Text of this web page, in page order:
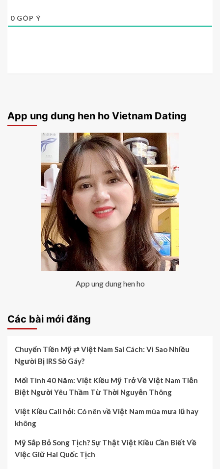
0 GÓP Ý
App ung dung hen ho Vietnam Dating
App ung dung hen ho
Các bài mới đăng
Chuyển Tiền Mỹ ⇄ Việt Nam Sai Cách: Vì Sao Nhiều
Người Bị IRS Sờ Gáy?
Mối Tình 40 Năm: Việt Kiều Mỹ Trở Về Việt Nam Tiễn
Biệt Người Yêu Thầm Từ Thời Nguyễn Thông
Việt Kiều Cali hỏi: Có nên về Việt Nam mùa mưa lũ hay
không
Mỹ Sắp Bỏ Song Tịch? Sự Thật Việt Kiều Cần Biết Về
Việc Giữ Hai Quốc Tịch